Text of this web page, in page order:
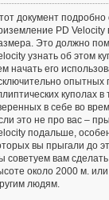
документ
PD Velocity
Это должно
узнать об этом
начать его
опытных
куполах в
в себе во
это не про вас –
подальше,
вы прыгали до
советуем вам
около 2000 м.
людям.